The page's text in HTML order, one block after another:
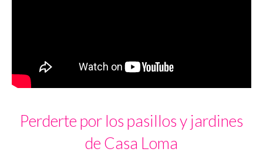
Perderte por los pasillos y jardines
de Casa Loma